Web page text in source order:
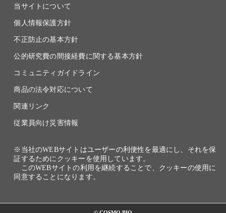
当サイトについて
個人情報保護方針
不正防止の基本方針
公的研究費の間接経費に関する基本方針
コミュニティガイドライン
商品の法令対応について
関連リンク
従業員向け災害情報
※当社のWEBサイトはユーザーの利便性を最適にし、それを保
証するためにクッキーを使用しています。
このWEBサイトの利用を継続することで、クッキーの使用に
同意することになります。